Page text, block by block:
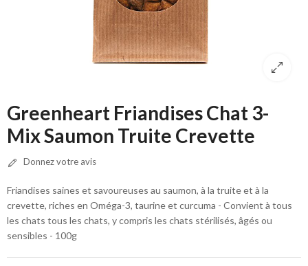
Greenheart Friandises Chat 3-
Mix Saumon Truite Crevette
Donnez votre avis
Friandises saines et savoureuses au saumon, à la truite et à la
crevette, riches en Oméga-3, taurine et curcuma - Convient à tous
les chats tous les chats, y compris les chats stérilisés, âgés ou
sensibles - 100g